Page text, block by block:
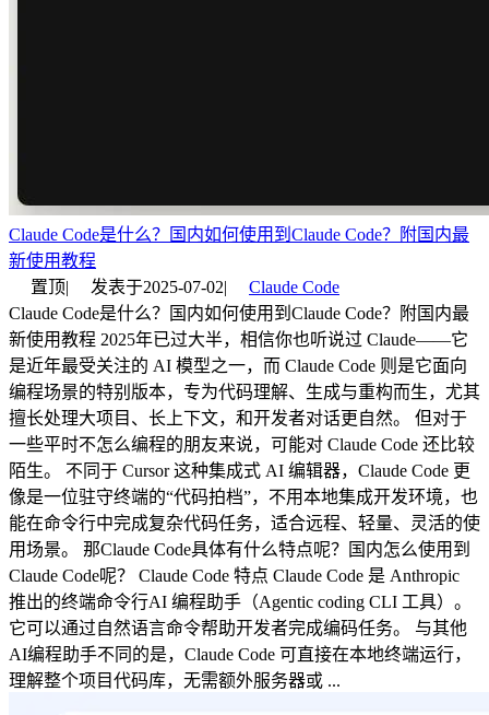
Claude Code是什么？国内如何使用到Claude Code？附国内最
新使用教程
置顶| 发表于2025-07-02|
Claude Code
Claude Code是什么？国内如何使用到Claude Code？附国内最
新使用教程 2025年已过大半，相信你也听说过 Claude——它
是近年最受关注的 AI 模型之一，而 Claude Code 则是它面向
编程场景的特别版本，专为代码理解、生成与重构而生，尤其
擅长处理大项目、长上下文，和开发者对话更自然。 但对于
一些平时不怎么编程的朋友来说，可能对 Claude Code 还比较
陌生。 不同于 Cursor 这种集成式 AI 编辑器，Claude Code 更
像是一位驻守终端的“代码拍档”，不用本地集成开发环境，也
能在命令行中完成复杂代码任务，适合远程、轻量、灵活的使
用场景。 那Claude Code具体有什么特点呢？国内怎么使用到
Claude Code呢？ Claude Code 特点 Claude Code 是 Anthropic
推出的终端命令行AI 编程助手（Agentic coding CLI 工具）。
它可以通过自然语言命令帮助开发者完成编码任务。 与其他
AI编程助手不同的是，Claude Code 可直接在本地终端运行，
理解整个项目代码库，无需额外服务器或 ...